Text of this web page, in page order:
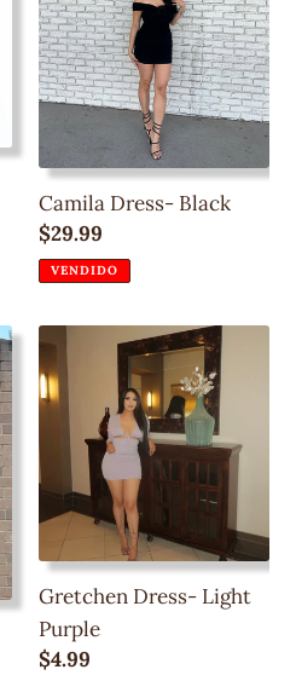
Camila Dress- Black
Precio
regular
$29.99
VENDIDO
Gretchen
Dress-
Light
Purple
Gretchen Dress- Light
Purple
Precio
$4.99